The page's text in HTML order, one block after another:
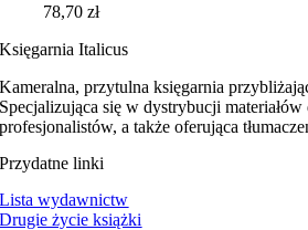
78,70zł
Księgarnia Italicus
Kameralna, przytulna księgarnia
Specjalizująca się w dystrybucji
profesjonalistów, a także oferująca
Przydatne linki
Lista wydawnictw
Drugie życie książki